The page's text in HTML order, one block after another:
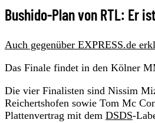
Bushido-Plan von RTL: Er
Auch gegenüber EXPRESS.de
Das Finale findet in den Kölner
Die vier Finalisten sind Nissim
Reichertshofen sowie Tom Mc
Plattenvertrag mit dem DSDS-